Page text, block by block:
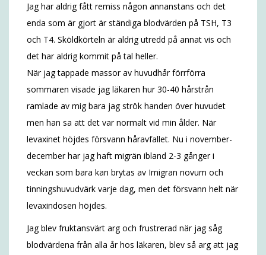
Jag har aldrig fått remiss någon annanstans och det
enda som är gjort är ständiga blodvärden på TSH, T3
och T4. Sköldkörteln är aldrig utredd på annat vis och
det har aldrig kommit på tal heller.
När jag tappade massor av huvudhår förrförra
sommaren visade jag läkaren hur 30-40 hårstrån
ramlade av mig bara jag strök handen över huvudet
men han sa att det var normalt vid min ålder. När
levaxinet höjdes försvann håravfallet. Nu i november-
december har jag haft migrän ibland 2-3 gånger i
veckan som bara kan brytas av Imigran novum och
tinningshuvudvärk varje dag, men det försvann helt när
levaxindosen höjdes.
Jag blev fruktansvärt arg och frustrerad när jag såg
blodvärdena från alla år hos läkaren, blev så arg att jag